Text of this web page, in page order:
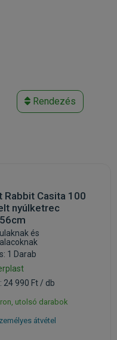
Rendezés
Rabbit Casita 100
nyúlketrec
és
1 Darab
24 990 Ft / db
utolsó darabok
átvétel